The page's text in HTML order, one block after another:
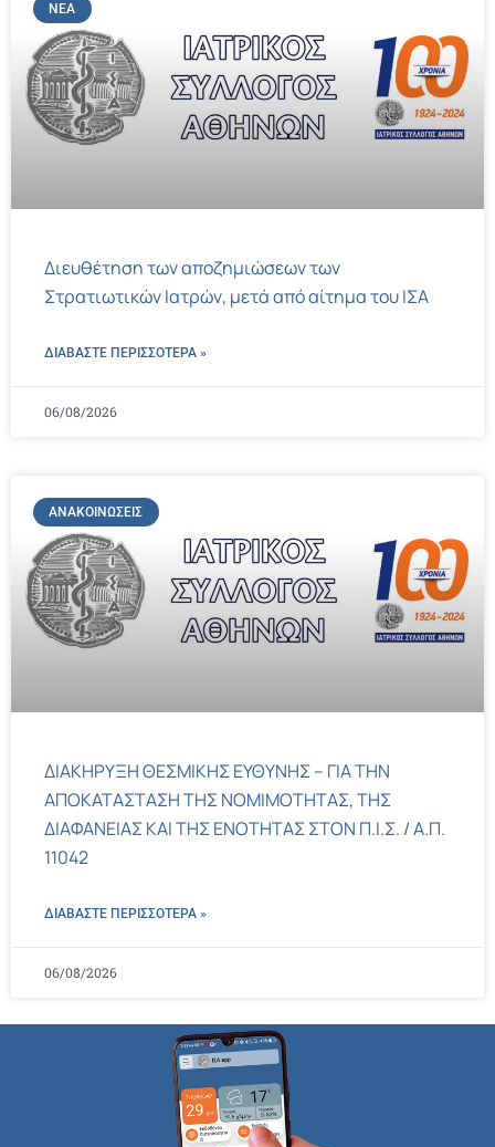
ΝΈΑ
Διευθέτηση των αποζημιώσεων των
Στρατιωτικών Ιατρών, μετά από αίτημα του ΙΣΑ
ΔΙΑΒΑΣΤΕ ΠΕΡΙΣΣΌΤΕΡΑ »
06/08/2026
ΑΝΑΚΟΙΝΏΣΕΙΣ
ΔΙΑΚΗΡΥΞΗ ΘΕΣΜΙΚΗΣ ΕΥΘΥΝΗΣ – ΓΙΑ ΤΗΝ
ΑΠΟΚΑΤΑΣΤΑΣΗ ΤΗΣ ΝΟΜΙΜΟΤΗΤΑΣ, ΤΗΣ
ΔΙΑΦΑΝΕΙΑΣ ΚΑΙ ΤΗΣ ΕΝΟΤΗΤΑΣ ΣΤΟΝ Π.Ι.Σ. / Α.Π.
11042
ΔΙΑΒΑΣΤΕ ΠΕΡΙΣΣΌΤΕΡΑ »
06/08/2026